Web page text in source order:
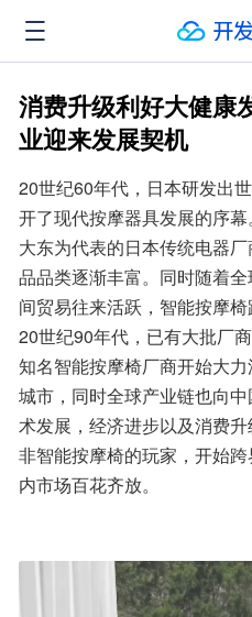
消费升级利好大健康
业迎来发展契机
20世纪60年代，日本研发出
开了现代按摩器具发展的序幕
大东为代表的日本传统电器
品品类逐渐丰富。同时随着
间贸易往来活跃，智能按摩
20世纪90年代，已有大批厂
知名智能按摩椅厂商开始大
城市，同时全球产业链也向
术发展，经济进步以及消费
非智能按摩椅的玩家，开始
内市场百花齐放。